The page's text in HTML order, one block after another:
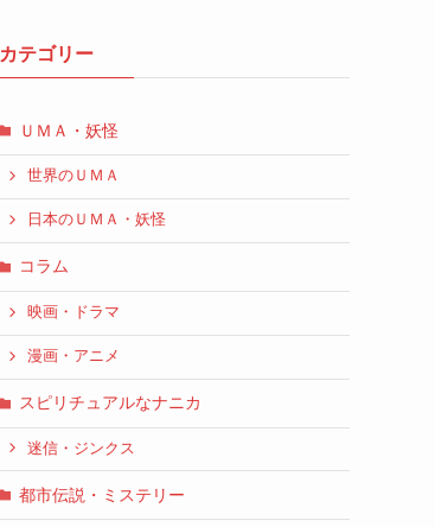
カテゴリー
ＵＭＡ・妖怪
世界のＵＭＡ
日本のＵＭＡ・妖怪
コラム
映画・ドラマ
漫画・アニメ
スピリチュアルなナニカ
迷信・ジンクス
都市伝説・ミステリー